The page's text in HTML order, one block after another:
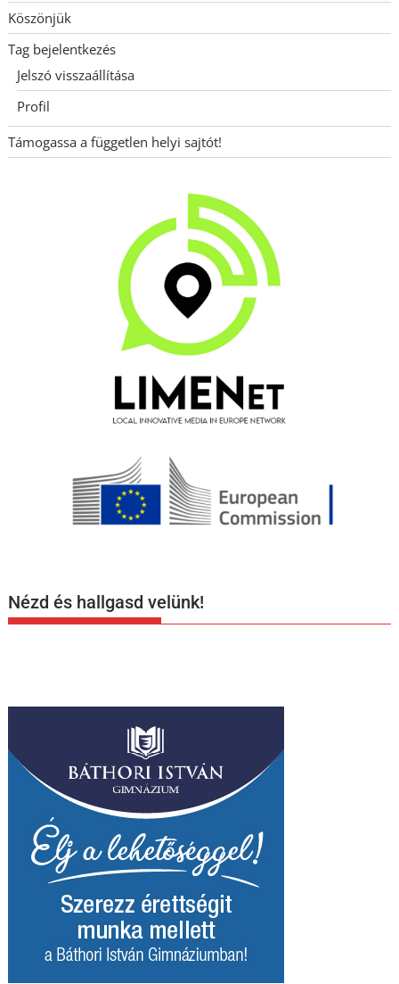
Köszönjük
Tag bejelentkezés
Jelszó visszaállítása
Profil
Támogassa a független helyi sajtót!
Nézd és hallgasd velünk!